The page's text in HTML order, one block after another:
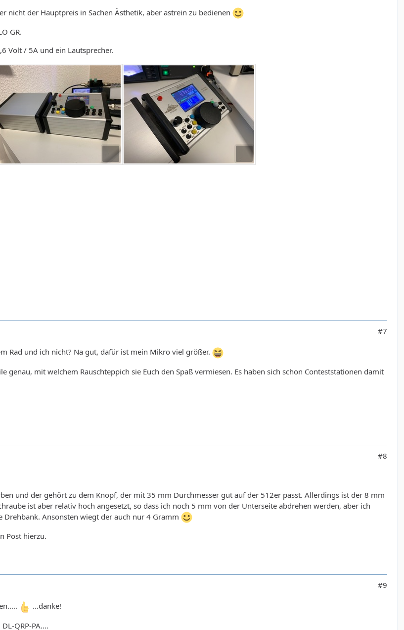
nicht der Hauptpreis in Sachen Ästhetik, aber astrein zu bedienen
GR.
Volt / 5A und ein Lautsprecher.
#7
Rad und ich nicht? Na gut, dafür ist mein Mikro viel größer.
genau, mit welchem Rauschteppich sie Euch den Spaß vermiesen. Es haben sich schon Conteststationen damit
#8
und der gehört zu dem Knopf, der mit 35 mm Durchmesser gut auf der 512er passt. Allerdings ist der 8 mm
ist aber relativ hoch angesetzt, so dass ich noch 5 mm von der Unterseite abdrehen werden, aber ich
Drehbank. Ansonsten wiegt der auch nur 4 Gramm
Post hierzu.
#9
...danke!
QRP-PA....